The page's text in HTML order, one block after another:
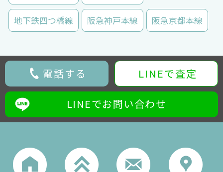
地下鉄四つ橋線 阪急神戸本線 阪急京都本線
電話する LINEで査定
LINEでお問い合わせ